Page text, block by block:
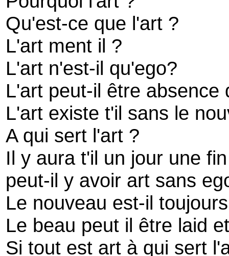
Qu'est-ce que l'art ?
L'art ment il ?
L'art n'est-il qu'ego?
L'art peut-il être absence
L'art existe t'il sans le
A qui sert l'art ?
Il y aura t'il un jour une
peut-il y avoir art sans
Le nouveau est-il
Le beau peut il être laid
Si tout est art à qui sert